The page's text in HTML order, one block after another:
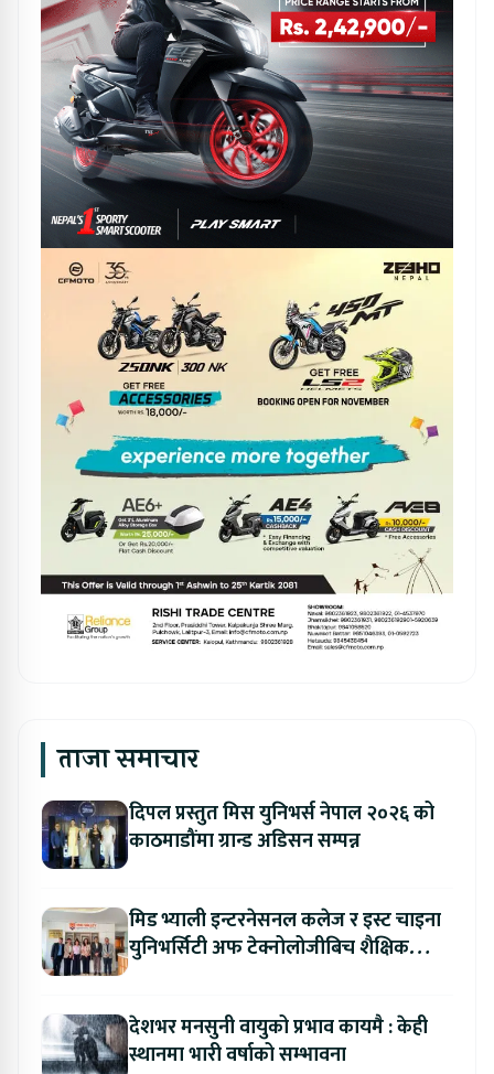
ताजा समाचार
दिपल प्रस्तुत मिस युनिभर्स नेपाल २०२६ को
काठमाडौंमा ग्रान्ड अडिसन सम्पन्न
मिड भ्याली इन्टरनेसनल कलेज र इस्ट चाइना
युनिभर्सिटी अफ टेक्नोलोजीबिच शैक्षिक
देशभर मनसुनी वायुको प्रभाव कायमै : केही
स्थानमा भारी वर्षाको सम्भावना